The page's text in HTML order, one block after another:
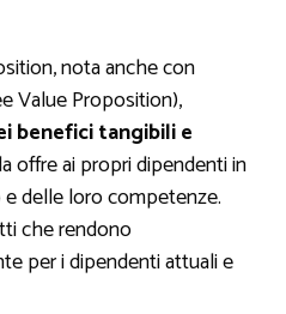
nota anche con
Value Proposition),
benefici tangibili e
offre ai propri dipendenti in
delle loro competenze.
che rendono
per i dipendenti attuali e